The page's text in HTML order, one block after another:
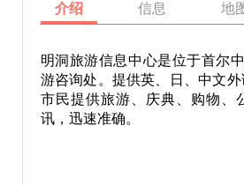
介绍 信息 地
明洞旅游信息中心是位于首尔
游咨询处。提供英、日、中文
市民提供旅游、庆典、购物、
讯，迅速准确。